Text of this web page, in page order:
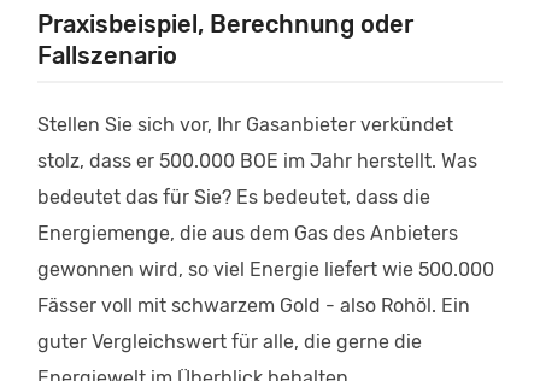
Praxisbeispiel, Berechnung oder
Fallszenario
Stellen Sie sich vor, Ihr Gasanbieter verkündet
stolz, dass er 500.000 BOE im Jahr herstellt. Was
bedeutet das für Sie? Es bedeutet, dass die
Energiemenge, die aus dem Gas des Anbieters
gewonnen wird, so viel Energie liefert wie 500.000
Fässer voll mit schwarzem Gold - also Rohöl. Ein
guter Vergleichswert für alle, die gerne die